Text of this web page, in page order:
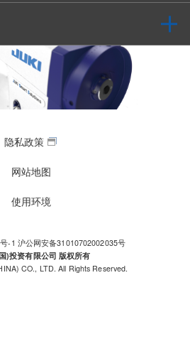
隐私政策
网站地图
使用环境
-1 沪公网安备31010702002035号
)投资有限公司 版权所有
CO., LTD. All Rights Reserved.